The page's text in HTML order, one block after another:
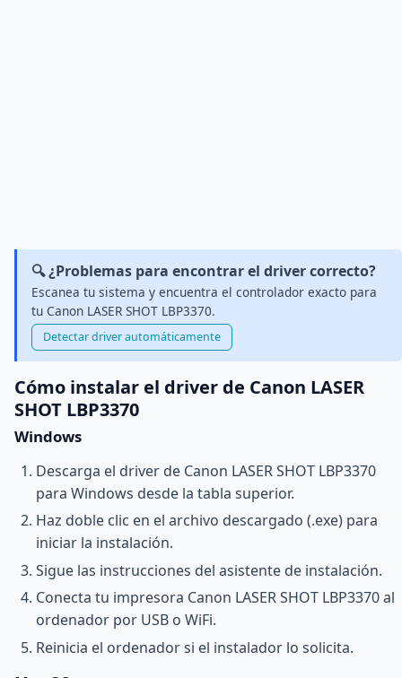
🔍 ¿Problemas para encontrar el driver correcto?
Escanea tu sistema y encuentra el controlador exacto para
tu Canon LASER SHOT LBP3370.
Detectar driver automáticamente
Cómo instalar el driver de Canon LASER
SHOT LBP3370
Windows
Descarga el driver de Canon LASER SHOT LBP3370
para Windows desde la tabla superior.
Haz doble clic en el archivo descargado (.exe) para
iniciar la instalación.
Sigue las instrucciones del asistente de instalación.
Conecta tu impresora Canon LASER SHOT LBP3370 al
ordenador por USB o WiFi.
Reinicia el ordenador si el instalador lo solicita.